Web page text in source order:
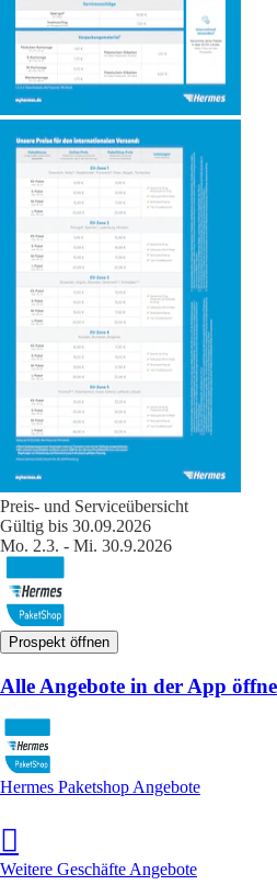
Preis- und Serviceübersicht
Gültig bis 30.09.2026
Mo. 2.3. - Mi. 30.9.2026
Prospekt öffnen
Alle Angebote in der App
Hermes Paketshop Angebote
Weitere Geschäfte Angebote